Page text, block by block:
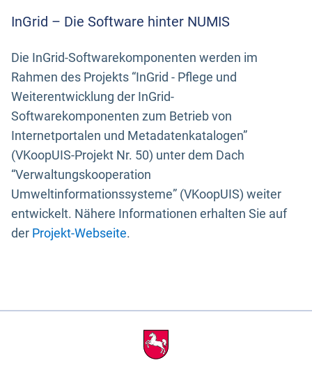
InGrid – Die Software hinter NUMIS
Die InGrid-Softwarekomponenten werden im
Rahmen des Projekts “InGrid - Pflege und
Weiterentwicklung der InGrid-
Softwarekomponenten zum Betrieb von
Internetportalen und Metadatenkatalogen”
(VKoopUIS-Projekt Nr. 50) unter dem Dach
“Verwaltungskooperation
Umweltinformationssysteme” (VKoopUIS) weiter
entwickelt. Nähere Informationen erhalten Sie auf
der Projekt-Webseite.